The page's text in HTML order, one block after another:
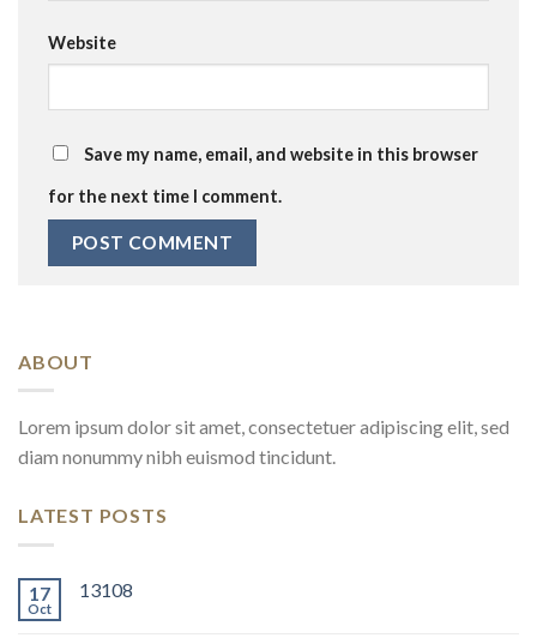
Website
Save my name, email, and website in this browser
for the next time I comment.
ABOUT
Lorem ipsum dolor sit amet, consectetuer adipiscing elit, sed
diam nonummy nibh euismod tincidunt.
LATEST POSTS
17
Oct
13108